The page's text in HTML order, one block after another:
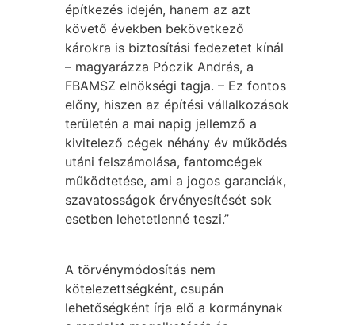
építkezés idején, hanem az azt
követő években bekövetkező
károkra is biztosítási fedezetet kínál
– magyarázza Póczik András, a
FBAMSZ elnökségi tagja. – Ez fontos
előny, hiszen az építési vállalkozások
területén a mai napig jellemző a
kivitelező cégek néhány év működés
utáni felszámolása, fantomcégek
működtetése, ami a jogos garanciák,
szavatosságok érvényesítését sok
esetben lehetetlenné teszi.”
A törvénymódosítás nem
kötelezettségként, csupán
lehetőségként írja elő a kormánynak